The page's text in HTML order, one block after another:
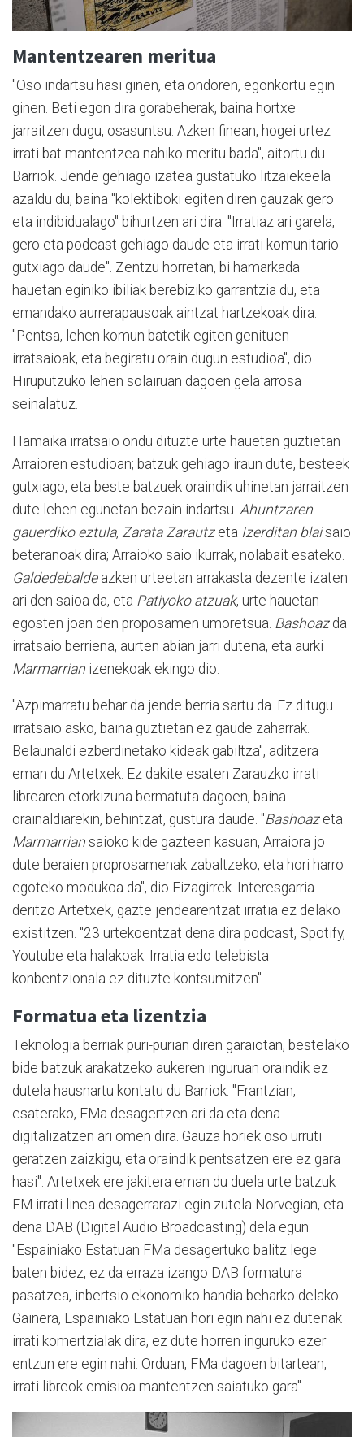
Mantentzearen meritua
"Oso indartsu hasi ginen, eta ondoren, egonkortu egin
ginen. Beti egon dira gorabeherak, baina hortxe
jarraitzen dugu, osasuntsu. Azken finean, hogei urtez
irrati bat mantentzea nahiko meritu bada", aitortu du
Barriok. Jende gehiago izatea gustatuko litzaiekeela
azaldu du, baina "kolektiboki egiten diren gauzak gero
eta indibidualago" bihurtzen ari dira: "Irratiaz ari garela,
gero eta podcast gehiago daude eta irrati komunitario
gutxiago daude". Zentzu horretan, bi hamarkada
hauetan eginiko ibiliak berebiziko garrantzia du, eta
emandako aurrerapausoak aintzat hartzekoak dira.
"Pentsa, lehen komun batetik egiten genituen
irratsaioak, eta begiratu orain dugun estudioa", dio
Hiruputzuko lehen solairuan dagoen gela arrosa
seinalatuz.
Hamaika irratsaio ondu dituzte urte hauetan guztietan
Arraioren estudioan; batzuk gehiago iraun dute, besteek
gutxiago, eta beste batzuek oraindik uhinetan jarraitzen
dute lehen egunetan bezain indartsu. Ahuntzaren
gauerdiko eztula, Zarata Zarautzeta Izerditan blaisaio
beteranoak dira; Arraioko saio ikurrak, nolabait esateko.
Galdedebaldeazken urteetan arrakasta dezente izaten
ari den saioa da, eta Patiyoko atzuak, urte hauetan
egosten joan den proposamen umoretsua. Bashoazda
irratsaio berriena, aurten abian jarri dutena, eta aurki
Marmarrian izenekoak ekingo dio.
"Azpimarratu behar da jende berria sartu da. Ez ditugu
irratsaio asko, baina guztietan ez gaude zaharrak.
Belaunaldi ezberdinetako kideak gabiltza", aditzera
eman du Artetxek. Ez dakite esaten Zarauzko irrati
librearen etorkizuna bermatuta dagoen, baina
orainaldiarekin, behintzat, gustura daude. "Bashoazeta
Marmarrian saioko kide gazteen kasuan, Arraiora jo
dute beraien proprosamenak zabaltzeko, eta hori harro
egoteko modukoa da", dio Eizagirrek. Interesgarria
deritzo Artetxek, gazte jendearentzat irratia ez delako
existitzen. "23 urtekoentzat dena dira podcast, Spotify,
Youtube eta halakoak. Irratia edo telebista
konbentzionala ez dituzte kontsumitzen".
Formatua eta lizentzia
Teknologia berriak puri-purian diren garaiotan, bestelako
bide batzuk arakatzeko aukeren inguruan oraindik ez
dutela hausnartu kontatu du Barriok: "Frantzian,
esaterako, FMa desagertzen ari da eta dena
digitalizatzen ari omen dira. Gauza horiek oso urruti
geratzen zaizkigu, eta oraindik pentsatzen ere ez gara
hasi". Artetxek ere jakitera eman du duela urte batzuk
FM irrati linea desagerrarazi egin zutela Norvegian, eta
dena DAB (Digital Audio Broadcasting) dela egun:
"Espainiako Estatuan FMa desagertuko balitz lege
baten bidez, ez da erraza izango DAB formatura
pasatzea, inbertsio ekonomiko handia beharko delako.
Gainera, Espainiako Estatuan hori egin nahi ez dutenak
irrati komertzialak dira, ez dute horren inguruko ezer
entzun ere egin nahi. Orduan, FMa dagoen bitartean,
irrati libreok emisioa mantentzen saiatuko gara".